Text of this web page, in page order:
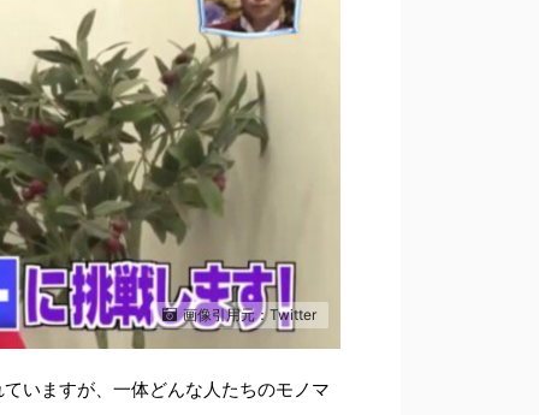
画像引用元：Twitter
いますが、一体どんな人たちのモノマ